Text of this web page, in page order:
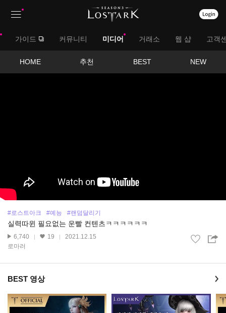
상
대
가이드 커뮤니티 미디어 거래소 웹 샵 고객
HOME 추천 BEST NEW
#로스트아크 #예능 #랜덤달리기
실력따윈 필요없는 운빨 컨텐츠ㅋㅋㅋㅋㅋㅋ
6,740 19
2021.12.15
로마러
BEST 영상